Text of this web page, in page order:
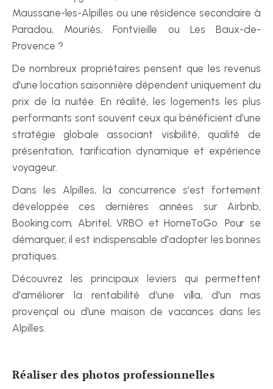
Maussane-les-Alpilles ou une résidence secondaire à
Paradou, Mouriès, Fontvieille ou Les Baux-de-
Provence ?
De nombreux propriétaires pensent que les revenus
d'une location saisonnière dépendent uniquement du
prix de la nuitée. En réalité, les logements les plus
performants sont souvent ceux qui bénéficient d'une
stratégie globale associant visibilité, qualité de
présentation, tarification dynamique et expérience
voyageur.
Dans les Alpilles, la concurrence s'est fortement
développée ces dernières années sur Airbnb,
Booking.com, Abritel, VRBO et HomeToGo. Pour se
démarquer, il est indispensable d'adopter les bonnes
pratiques.
Découvrez les principaux leviers qui permettent
d'améliorer la rentabilité d'une villa, d'un mas
provençal ou d'une maison de vacances dans les
Alpilles.
Réaliser des photos professionnelles